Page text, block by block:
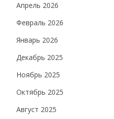
Апрель 2026
Февраль 2026
Январь 2026
Декабрь 2025
Ноябрь 2025
Октябрь 2025
Август 2025